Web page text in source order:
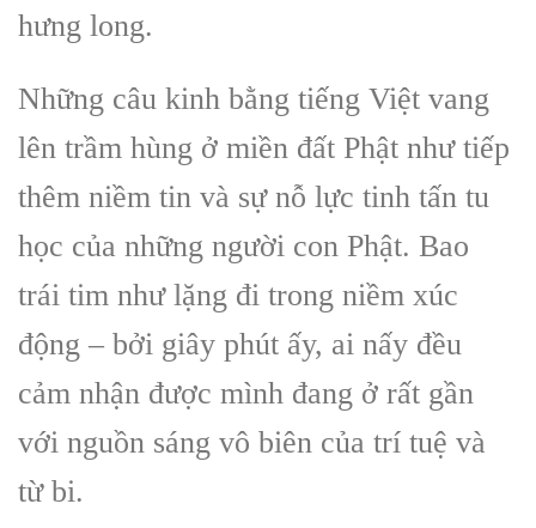
hưng long.
Những câu kinh bằng tiếng Việt vang
lên trầm hùng ở miền đất Phật như tiếp
thêm niềm tin và sự nỗ lực tinh tấn tu
học của những người con Phật. Bao
trái tim như lặng đi trong niềm xúc
động – bởi giây phút ấy, ai nấy đều
cảm nhận được mình đang ở rất gần
với nguồn sáng vô biên của trí tuệ và
từ bi.